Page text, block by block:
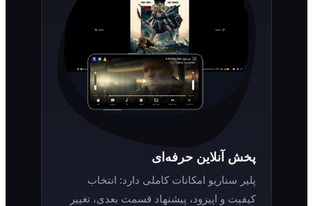
پخش آنلاین حرفه‌ای
پلیر سناریو امکانات کاملی دارد: انتخاب
کیفیت و اپیزود، پیشنهاد قسمت بعدی، تغییر